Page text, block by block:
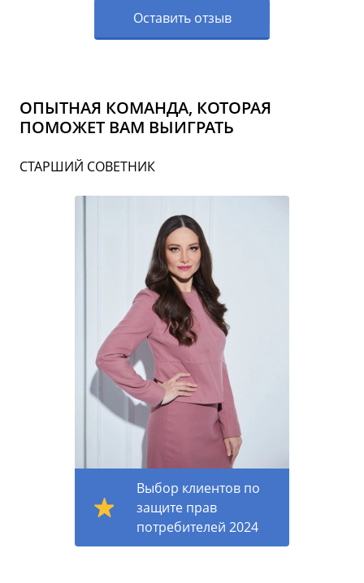
Оставить отзыв
ОПЫТНАЯ КОМАНДА, КОТОРАЯ
ПОМОЖЕТ ВАМ ВЫИГРАТЬ
СТАРШИЙ СОВЕТНИК
Выбор клиентов по
защите прав
потребителей 2024